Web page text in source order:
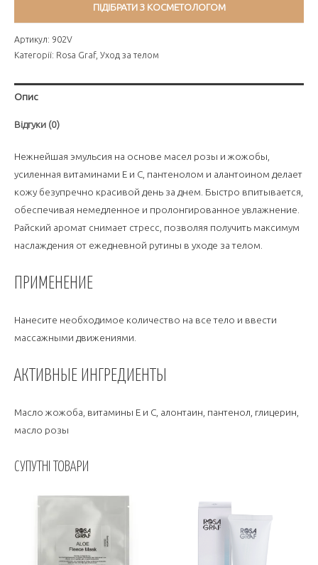
ПІДІБРАТИ З КОСМЕТОЛОГОМ
Артикул: 902V
Категорії: Rosa Graf, Уход за телом
Опис
Відгуки (0)
Нежнейшая эмульсия на основе масел розы и жожобы,
усиленная витаминами Е и С, пантенолом и алантоином делает
кожу безупречно красивой день за днем. Быстро впитывается,
обеспечивая немедленное и пролонгированное увлажнение.
Райский аромат снимает стресс, позволяя получить максимум
наслаждения от ежедневной рутины в уходе за телом.
ПРИМЕНЕНИЕ
Нанесите необходимое количество на все тело и ввести
массажными движениями.
АКТИВНЫЕ ИНГРЕДИЕНТЫ
Масло жожоба, витамины Е и С, алонтаин, пантенол, глицерин,
масло розы
СУПУТНІ ТОВАРИ